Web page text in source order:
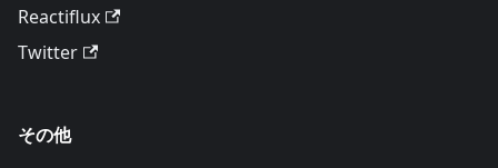
Reactiflux
Twitter
その他